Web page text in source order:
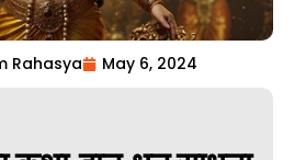
Rahasya May 6, 2024